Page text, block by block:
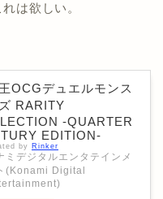
は欲しい。
OCGデュエルモンス
RARITY
-QUARTER
EDITION-
by Rinker
ミデジタルエンタテインメ
(Konami Digital